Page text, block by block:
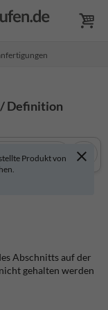
Definition
Produkt von
In 3D anzeigen
Abschnitts auf der
gehalten werden